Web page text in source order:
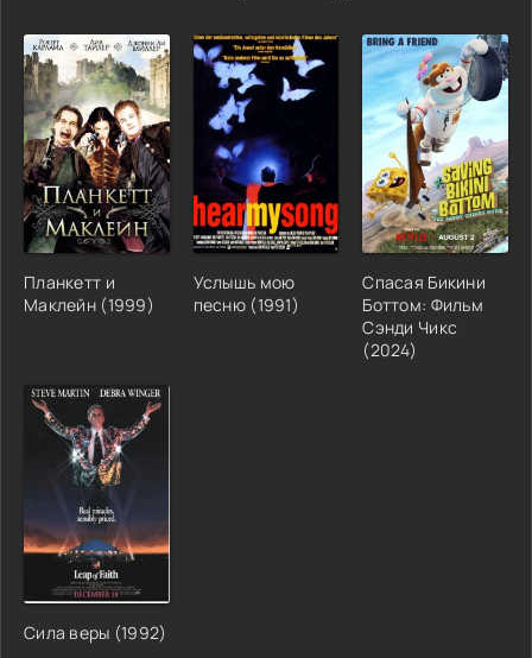
Планкетт и
Маклейн (1999)
Услышь мою
песню (1991)
Спасая Бикини
Боттом: Фильм
Сэнди Чикс
(2024)
Сила веры (1992)